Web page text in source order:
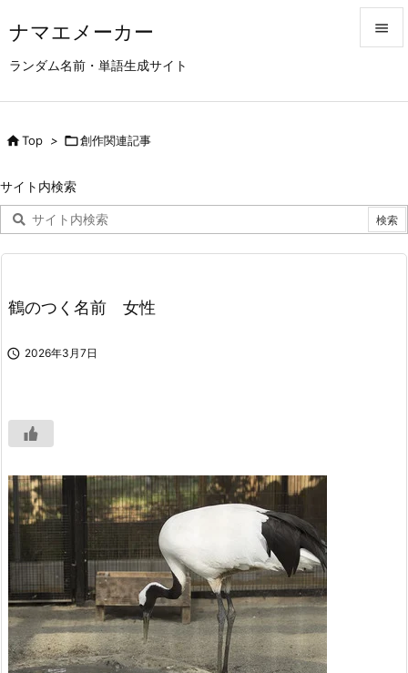
ナマエメーカー
ランダム名前・単語生成サイト


次へ

Top > 創作関連記事
サイト内検索
鶴のつく名前 女性
 2026年3月7日